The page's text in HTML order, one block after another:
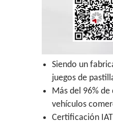
Siendo un
juegos de
Más del 96%
vehículos
Certificación